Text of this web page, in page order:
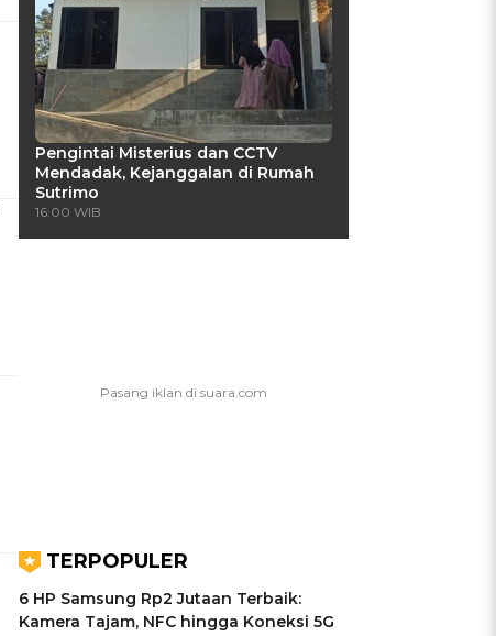
Pengintai Misterius dan CCTV
Mendadak, Kejanggalan di Rumah
Sutrimo
16:00 WIB
TERPOPULER
6 HP Samsung Rp2 Jutaan Terbaik:
Kamera Tajam, NFC hingga Koneksi 5G